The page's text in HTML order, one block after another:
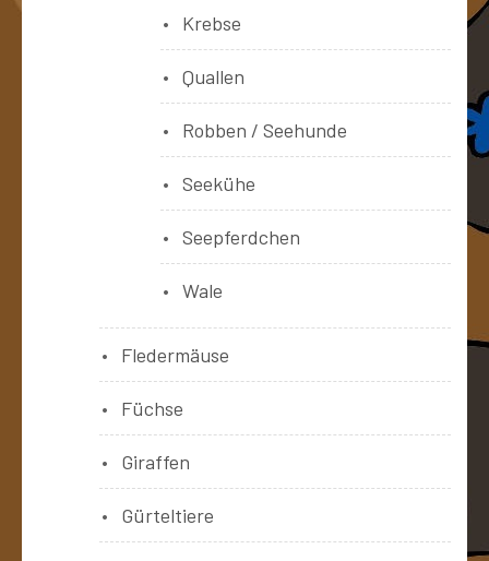
Krebse
Quallen
Robben / Seehunde
Seekühe
Seepferdchen
Wale
Fledermäuse
Füchse
Giraffen
Gürteltiere